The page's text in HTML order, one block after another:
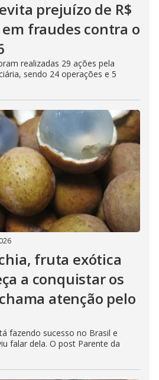
prejuízo de R$
fraudes contra o
realizadas 29 ações pela
sendo 24 operações e 5
fruta exótica
a conquistar os
atenção pelo
fazendo sucesso no Brasil e
falar dela. O post Parente da